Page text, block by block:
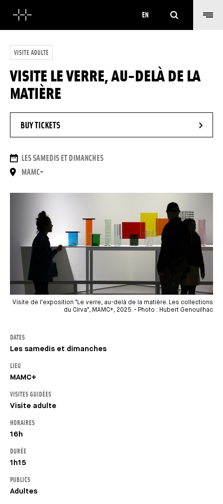
EN
VISITE ADULTE
VISITE LE VERRE, AU-DELÀ DE LA
MATIÈRE
BUY TICKETS- NEW WINDOW
DATES
LES SAMEDIS ET DIMANCHES
PLACE
MAMC+
Visite de l'exposition "Le verre, au-delà de la matière. Les collections
du Cirva", MAMC+, 2025. - Photo : Hubert Genouilhac
DATES
Les samedis et dimanches
LIEU
MAMC+
VISITES GUIDÉES
Visite adulte
HORAIRES
16h
DURÉE
1h15
PUBLICS
Adultes